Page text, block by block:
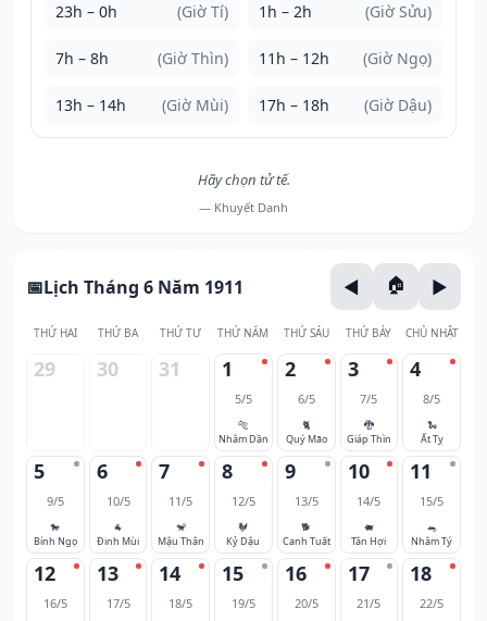
23h – 0h (Giờ Tí) 1h – 2h (Giờ Sửu)
7h – 8h (Giờ Thìn) 11h – 12h (Giờ Ngọ)
13h – 14h (Giờ Mùi) 17h – 18h (Giờ Dậu)
Hãy chọn tử tế.
— Khuyết Danh
Lịch Tháng 6 Năm 1911
THỨ HAI THỨ BA THỨ TƯ THỨ NĂM THỨ SÁU THỨ BẢY CHỦ NHẬT
29 30 31 1
5/5
🐅
Nhâm Dần
2
6/5
🐈
Quý Mão
3
7/5
🐉
Giáp Thìn
4
8/5
🐍
Ất Tỵ
5
9/5
🐎
Bính Ngọ
6
10/5
🐐
Đinh Mùi
7
11/5
🐒
Mậu Thân
8
12/5
🐓
Kỷ Dậu
9
13/5
🐕
Canh Tuất
10
14/5
🐖
Tân Hợi
11
15/5
🐀
Nhâm Tý
12
16/5
13
17/5
14
18/5
15
19/5
16
20/5
17
21/5
18
22/5